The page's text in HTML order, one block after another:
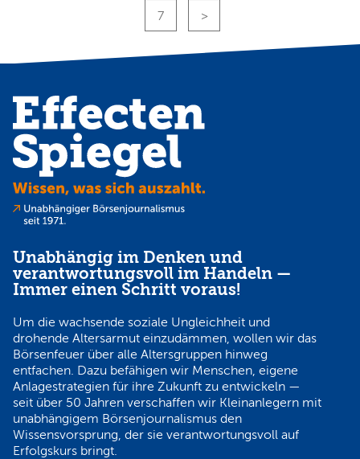
7
Unabhängig im Denken und
verantwortungsvoll im Handeln —
Immer einen Schritt voraus!
Um die wachsende soziale Ungleichheit und
drohende Altersarmut einzudämmen, wollen wir das
Börsenfeuer über alle Altersgruppen hinweg
entfachen. Dazu befähigen wir Menschen, eigene
Anlagestrategien für ihre Zukunft zu entwickeln —
seit über 50 Jahren verschaffen wir Kleinanlegern mit
unabhängigem Börsenjournalismus den
Wissensvorsprung, der sie verantwortungsvoll auf
Erfolgskurs bringt.